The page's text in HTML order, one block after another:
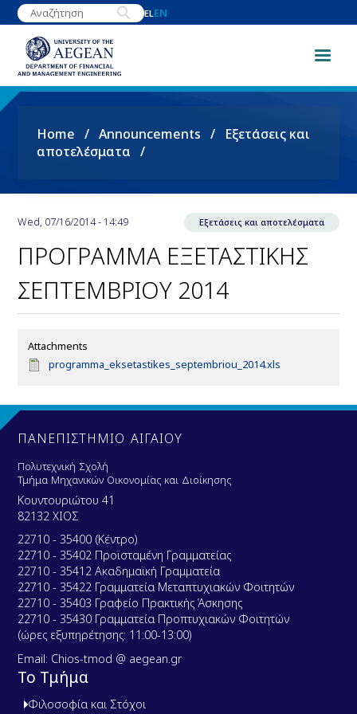
Skip
to
content
ELEN
Breadcrumb
Home Announcements
Εξετάσεις και
αποτελέσματα
Wed, 07/16/2014 - 14:49 Εξετάσεις και αποτελέσματα
ΠΡΟΓΡΑΜΜΑ ΕΞΕΤΑΣΤΙΚΗΣ
ΣΕΠΤΕΜΒΡΙΟΥ 2014
Attachments
D
u
e
n
t
programma_eksetastikes_septembriou_2014.xls
ΠΑΝΕΠΙΣΤΗΜΙΟ ΑΙΓΑΙΟΥ
Πολυτεχνική Σχολή
Τμήμα Μηχανικών Οικονομίας και Διοίκησης
Κουντουριώτου 41
82132 ΧΙΟΣ
22710 - 35400 (Κέντρο)
22710 - 35402 Προϊσταμένη Γραμματείας
22710 - 35412 Ακαδημαϊκή Γραμματεία
22710 - 35422 Γραμματεία Μεταπτυχιακών Φοιτητών
22710 - 35403 Γραφείο Πρακτικής Άσκησης
22710 - 35430 Γραμματεία Προπτυχιακών Φοιτητών
(ώρες εξυπηρέτησης: 11:00-13:00)
Email: Chios-tmod @ aegean.gr
Το Τμήμα
Φιλοσοφία και Στόχοι